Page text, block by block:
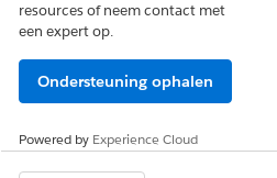
resources of neem contact met
een expert op.
Ondersteuning ophalen
Powered by Experience Cloud